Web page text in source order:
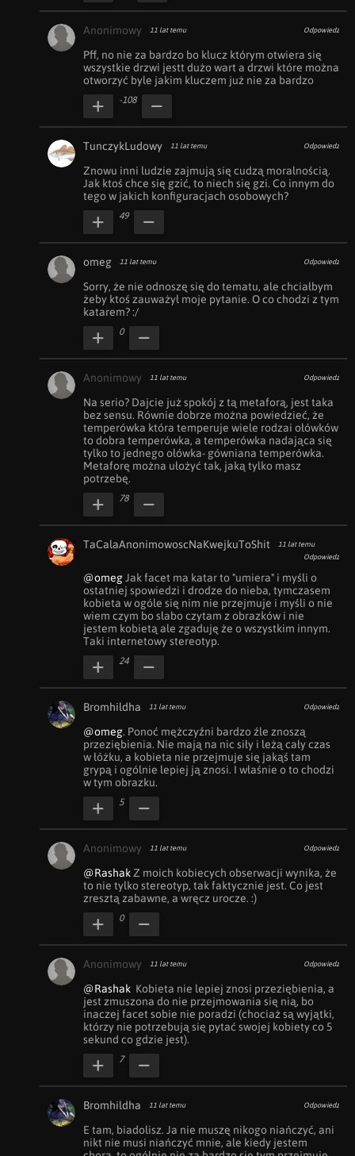
Anonimowy 11 lat temu Odpowiedz
Pff, no nie za bardzo bo klucz którym otwiera się
wszystkie drzwi jestt dużo wart a drzwi które można
otworzyć byle jakim kluczem już nie za bardzo
-108
TunczykLudowy 11 lat temu Odpowiedz
Znowu inni ludzie zajmują się cudzą moralnością.
Jak ktoś chce się gzić, to niech się gzi. Co innym do
tego w jakich konfiguracjach osobowych?
49
omeg 11 lat temu Odpowiedz
Sorry, że nie odnoszę się do tematu, ale chciałbym
żeby ktoś zauważył moje pytanie. O co chodzi z tym
katarem? :/
0
Anonimowy 11 lat temu Odpowiedz
Na serio? Dajcie już spokój z tą metaforą, jest taka
bez sensu. Równie dobrze można powiedzieć, że
temperówka która temperuje wiele rodzai ołówków
to dobra temperówka, a temperówka nadająca się
tylko to jednego ołówka- gówniana temperówka.
Metaforę można ułożyć tak, jaką tylko masz
potrzebę.
78
TaCalaAnonimowoscNaKwejkuToShit
11 lat temu
Odpowiedz
@omeg Jak facet ma katar to "umiera" i myśli o
ostatniej spowiedzi i drodze do nieba, tymczasem
kobieta w ogóle się nim nie przejmuje i myśli o nie
wiem czym bo słabo czytam z obrazków i nie
jestem kobietą ale zgaduję że o wszystkim innym.
Taki internetowy stereotyp.
24
Bromhildha 11 lat temu Odpowiedz
@omeg. Ponoć mężczyźni bardzo źle znoszą
przeziębienia. Nie mają na nic siły i leżą cały czas
w łóżku, a kobieta nie przejmuje się jakąś tam
grypą i ogólnie lepiej ją znosi. I właśnie o to chodzi
w tym obrazku.
5
Anonimowy 11 lat temu Odpowiedz
@Rashak Z moich kobiecych obserwacji wynika, że
to nie tylko stereotyp, tak faktycznie jest. Co jest
zresztą zabawne, a wręcz urocze. :)
0
Anonimowy 11 lat temu Odpowiedz
@Rashak
  Kobieta nie lepiej znosi przeziębienia, a
jest zmuszona do nie przejmowania się nią, bo
inaczej facet sobie nie poradzi (chociaż są wyjątki,
którzy nie potrzebują się pytać swojej kobiety co 5
sekund co gdzie jest).
7
Bromhildha 11 lat temu Odpowiedz
E tam, biadolisz. Ja nie muszę nikogo niańczyć, ani
nikt nie musi niańczyć mnie, ale kiedy jestem